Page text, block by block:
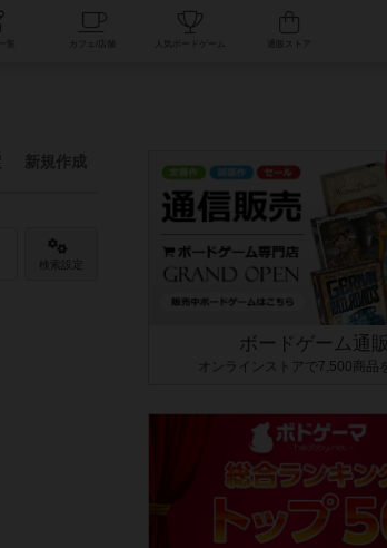
人気ボードゲーム
検索設定
ボードゲーム通販
オンラインストアで7,500商品